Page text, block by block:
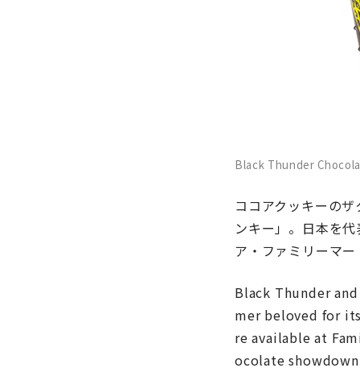
Black Thunder
ココアクッキーの
ンキー」。日本を
ア・ファミリーマ
Black Thunder
mer beloved for
re available at
ocolate